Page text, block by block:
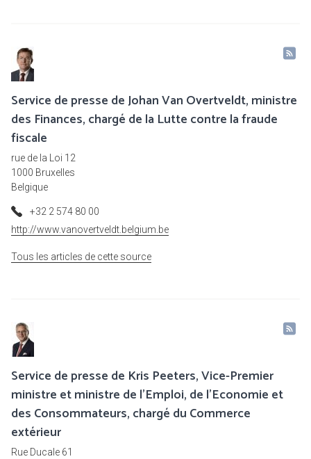
Service de presse de Johan Van Overtveldt, ministre
des Finances, chargé de la Lutte contre la fraude
fiscale
rue de la Loi 12
1000 Bruxelles
Belgique
+32 2 574 80 00
http://www.vanovertveldt.belgium.be
Tous les articles de cette source
Service de presse de Kris Peeters, Vice-Premier
ministre et ministre de l'Emploi, de l'Economie et
des Consommateurs, chargé du Commerce
extérieur
Rue Ducale 61